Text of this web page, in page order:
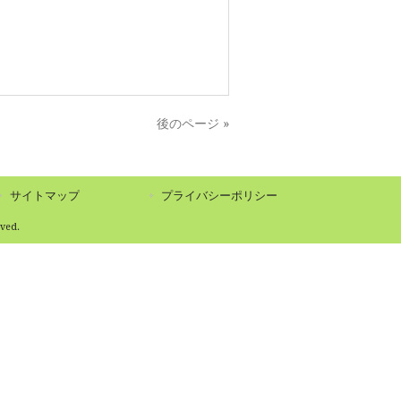
後のページ »
サイトマップ プライバシーポリシー